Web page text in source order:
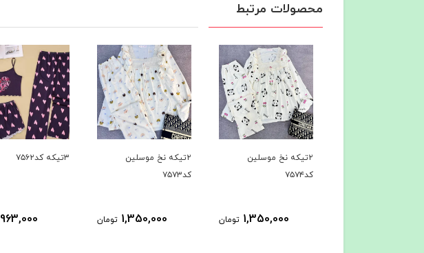
محصولات مرتبط
۲تیکه نخ موسلین
کد۷۵۷۴
1,350,000 تومان
۲تیکه نخ موسلین
کد۷۵۷۳
1,350,000 تومان
۳تیکه کد۷۵۶۲
963,000